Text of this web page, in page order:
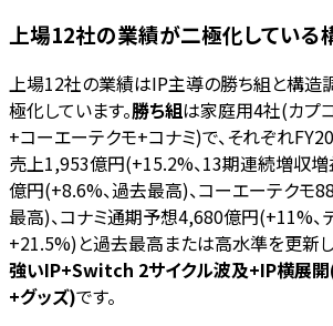
上場12社の業績が二極化している
上場12社の業績はIP主導の勝ち組と構造
極化しています。勝ち組は家庭用4社(カプ
+コーエーテクモ+コナミ)で、それぞれ
売上1,953億円(+15.2%、13期連続増収増
億円(+8.6%、過去最高)、コーエーテクモ
最高)、コナミ通期予想4,680億円(+11%、
+21.5%)と過去最高または高水準を更新
強いIP+Switch 2サイクル波及+IP横展開
+グッズ)です。